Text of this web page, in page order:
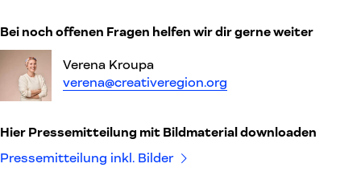
Bei noch offenen Fragen helfen wir dir gerne weiter
Verena Kroupa
verena@creativeregion.org
Hier Pressemitteilung mit Bildmaterial downloaden
Pressemitteilung inkl. Bilder